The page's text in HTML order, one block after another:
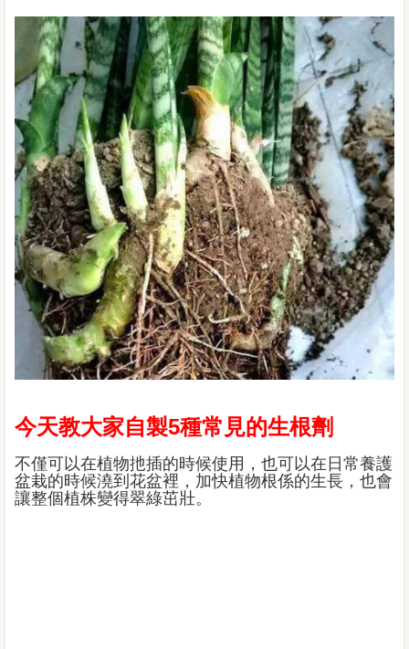
今天教大家自製5種常見的生根劑
不僅可以在植物扡插的時候使用，也可以在日常養護
盆栽的時候澆到花盆裡，加快植物根係的生長，也會
讓整個植株變得翠綠茁壯。